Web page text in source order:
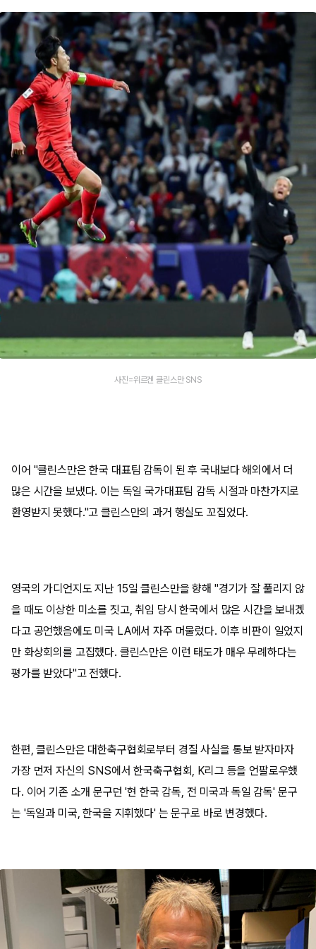
사진=위르겐 클린스만 SNS
이어 "클린스만은 한국 대표팀 감독이 된 후 국내보다 해외에서 더
많은 시간을 보냈다. 이는 독일 국가대표팀 감독 시절과 마찬가지로
환영받지 못했다."고 클린스만의 과거 행실도 꼬집었다.
영국의 가디언지도 지난 15일 클린스만을 향해 "경기가 잘 풀리지 않
을 때도 이상한 미소를 짓고, 취임 당시 한국에서 많은 시간을 보내겠
다고 공언했음에도 미국 LA에서 자주 머물렀다. 이후 비판이 일었지
만 화상회의를 고집했다. 클린스만은 이런 태도가 매우 무례하다는
평가를 받았다"고 전했다.
한편, 클린스만은 대한축구협회로부터 경질 사실을 통보 받자마자
가장 먼저 자신의 SNS에서 한국축구협회, K리그 등을 언팔로우했
다. 이어 기존 소개 문구던 '현 한국 감독, 전 미국과 독일 감독' 문구
는 '독일과 미국, 한국을 지휘했다' 는 문구로 바로 변경했다.